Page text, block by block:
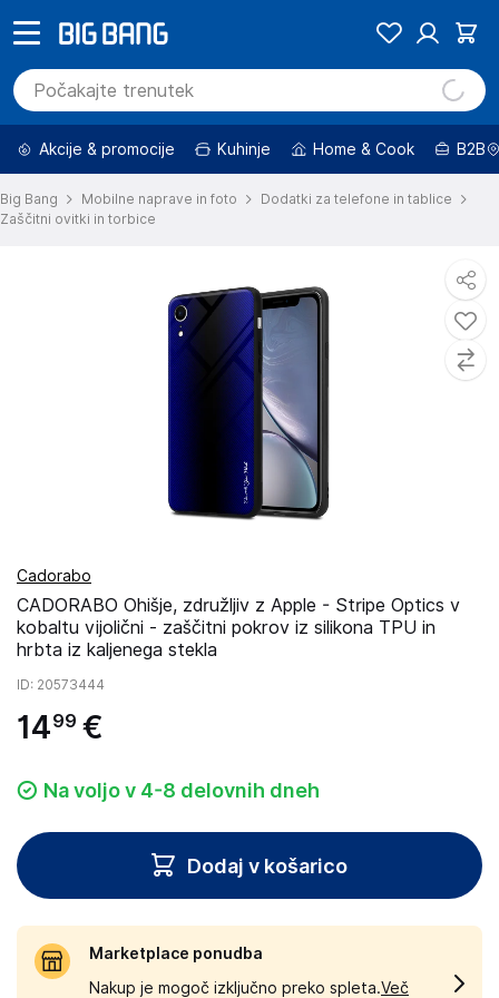
Akcije & promocije Kuhinje Home & Cook B2B
Big Bang Mobilne naprave in foto
Dodatki za telefone in tablice
Zaščitni ovitki in torbice
Cadorabo
CADORABO Ohišje, združljiv z Apple - Stripe Optics v
kobaltu vijolični - zaščitni pokrov iz silikona TPU in
hrbta iz kaljenega stekla
ID: 20573444
1499 €
Na voljo v 4-8 delovnih dneh
Dodaj v košarico
Marketplace ponudba
Nakup je mogoč izključno preko spleta.Več